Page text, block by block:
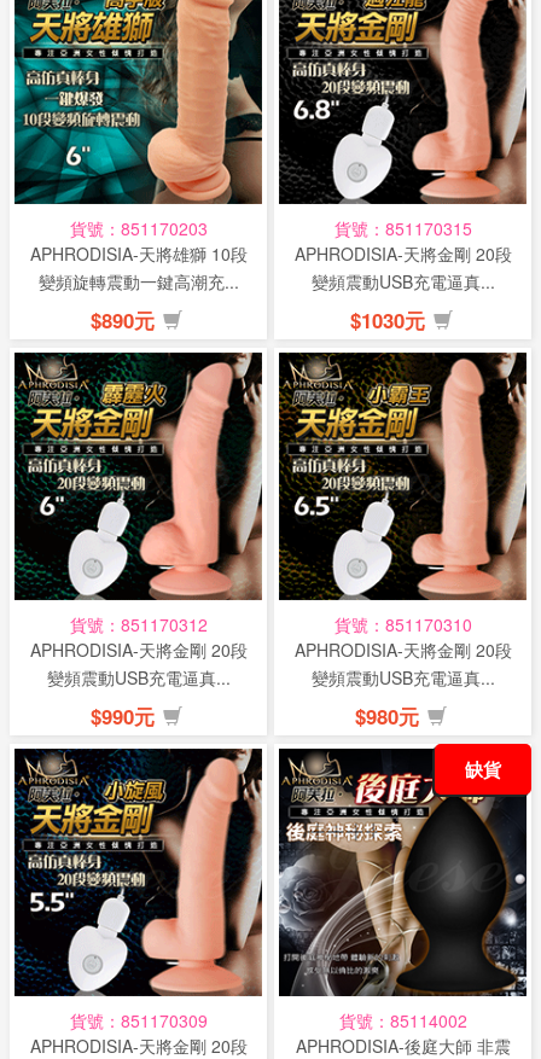
貨號：851170203
APHRODISIA-天將雄獅 10段
變頻旋轉震動一鍵高潮充...
$890元
貨號：851170315
APHRODISIA-天將金剛 20段
變頻震動USB充電逼真...
$1030元
貨號：851170312
APHRODISIA-天將金剛 20段
變頻震動USB充電逼真...
$990元
貨號：851170310
APHRODISIA-天將金剛 20段
變頻震動USB充電逼真...
$980元
貨號：851170309
APHRODISIA-天將金剛 20段
貨號：85114002
APHRODISIA-後庭大師 非震
缺貨